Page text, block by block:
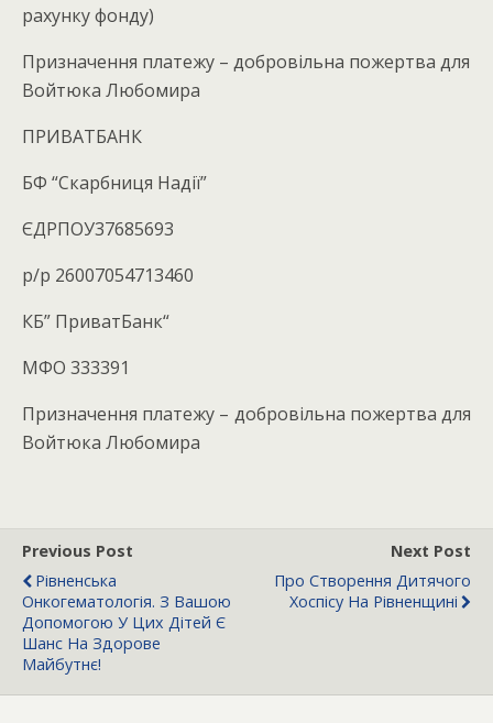
рахунку фонду)
Призначення платежу – добровільна пожертва для
Войтюка Любомира
ПРИВАТБАНК
БФ “Скарбниця Надії”
ЄДРПОУ37685693
р/р 26007054713460
КБ” ПриватБанк“
МФО 333391
Призначення платежу – добровільна пожертва для
Войтюка Любомира
Previous Post
Рівненська
Онкогематологія. З Вашою
Допомогою У Цих Дітей Є
Шанс На Здорове
Майбутнє!
Next Post
Про Створення Дитячого
Хоспісу На Рівненщині